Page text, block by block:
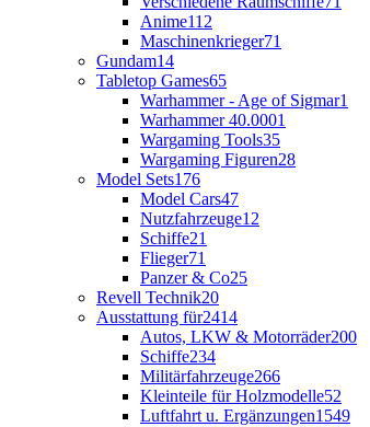
Anime112
Maschinenkrieger71
Gundam14
Tabletop Games65
Warhammer - Age of Sigmar1
Warhammer 40.0001
Wargaming Tools35
Wargaming Figuren28
Model Sets176
Model Cars47
Nutzfahrzeuge12
Schiffe21
Flieger71
Panzer & Co25
Revell Technik20
Ausstattung für2414
Autos, LKW & Motorräder200
Schiffe234
Militärfahrzeuge266
Kleinteile für Holzmodelle52
Luftfahrt u. Ergänzungen1549